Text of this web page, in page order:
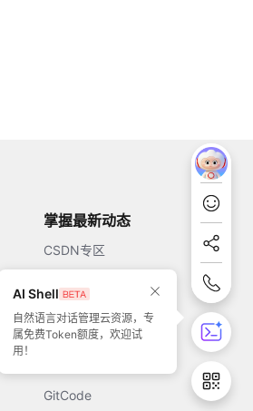
掌握最新动态
CSDN专区
51CTO
GitCode
AI Shell
自然语言对话管理云资源，专
属免费Token额度，欢迎试
用！